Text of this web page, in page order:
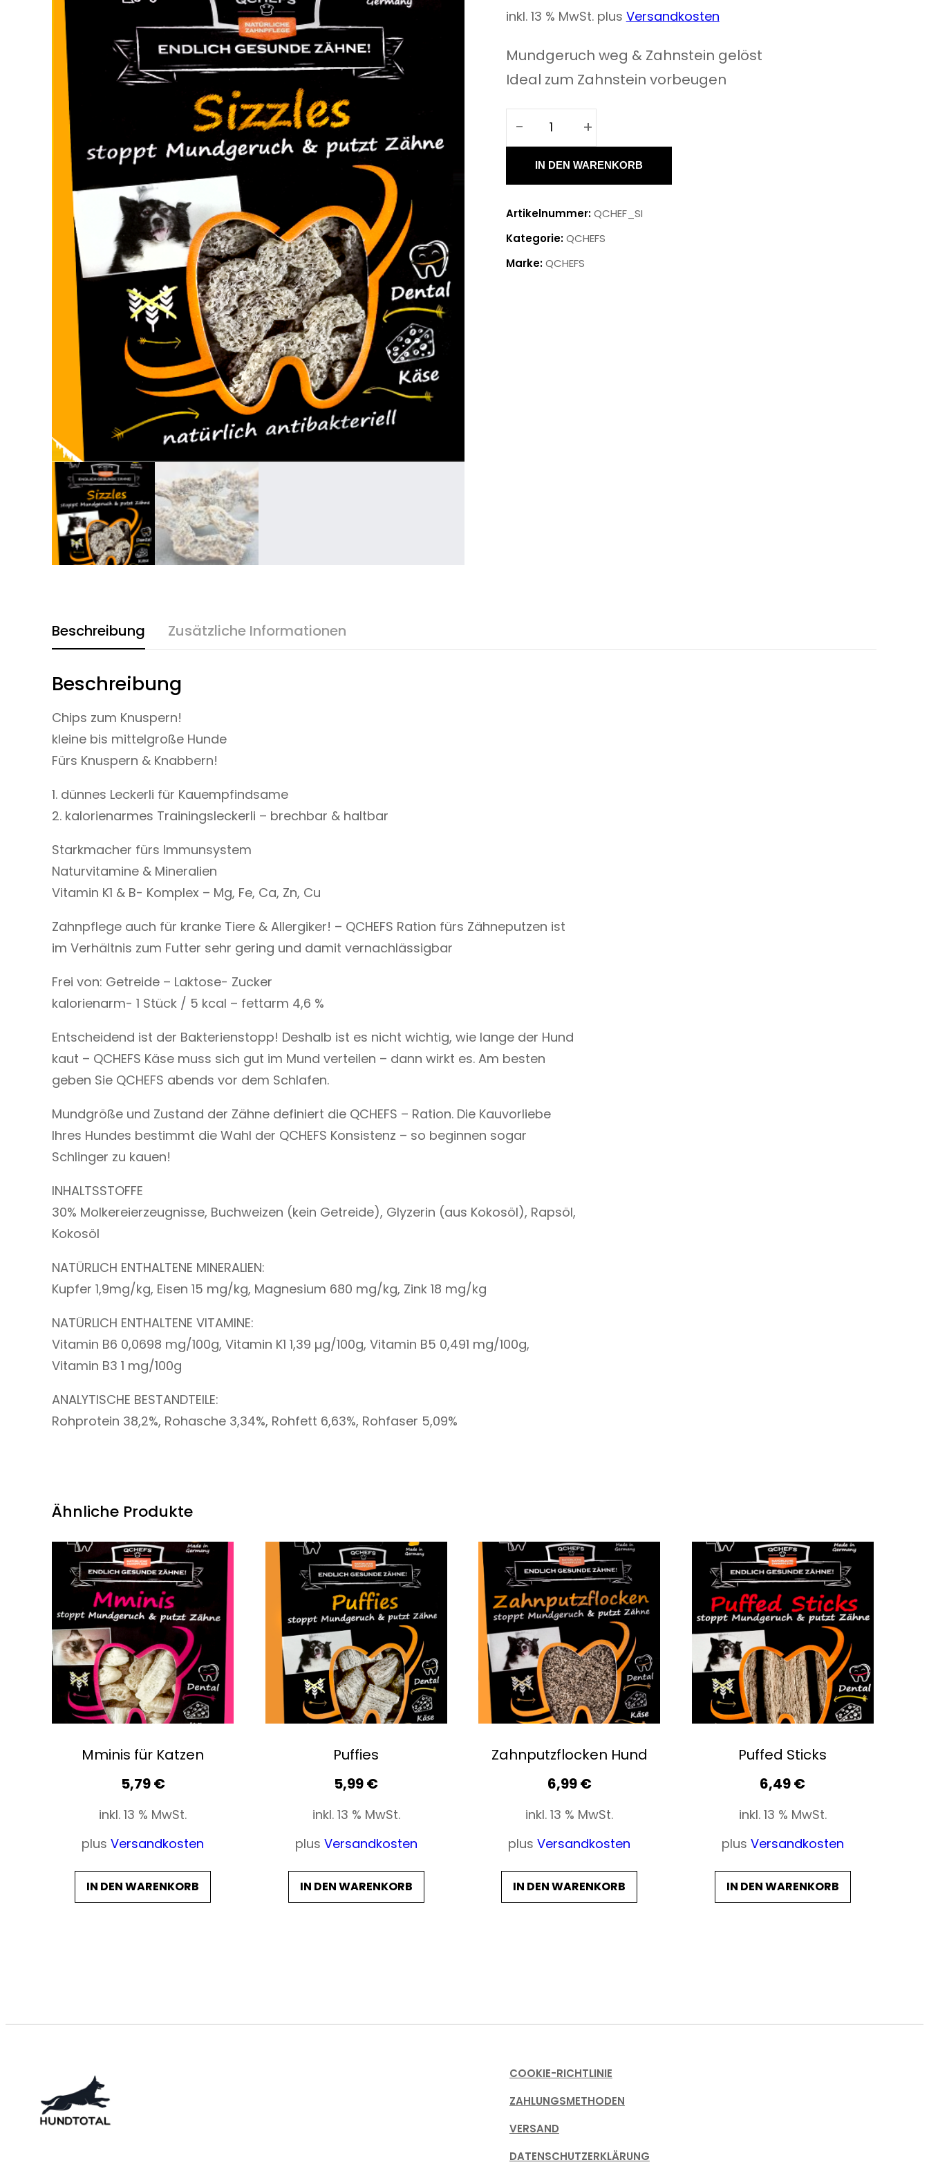
inkl. 13 % MwSt. plus Versandkosten
Mundgeruch weg & Zahnstein gelöst
Ideal zum Zahnstein vorbeugen
+
-
IN DEN WARENKORB
Artikelnummer:QCHEF_SI
Kategorie:QCHEFS
Marke:QCHEFS
Beschreibung Zusätzliche Informationen
Beschreibung
Chips zum Knuspern!
kleine bis mittelgroße Hunde
Fürs Knuspern & Knabbern!
1. dünnes Leckerli für Kauempfindsame
2. kalorienarmes Trainingsleckerli – brechbar & haltbar
Starkmacher fürs Immunsystem
Naturvitamine & Mineralien
Vitamin K1 & B- Komplex – Mg, Fe, Ca, Zn, Cu
Zahnpflege auch für kranke Tiere & Allergiker! – QCHEFS Ration fürs Zähneputzen ist
im Verhältnis zum Futter sehr gering und damit vernachlässigbar
Frei von: Getreide – Laktose- Zucker
kalorienarm- 1 Stück / 5 kcal – fettarm 4,6 %
Entscheidend ist der Bakterienstopp! Deshalb ist es nicht wichtig, wie lange der Hund
kaut – QCHEFS Käse muss sich gut im Mund verteilen – dann wirkt es. Am besten
geben Sie QCHEFS abends vor dem Schlafen.
Mundgröße und Zustand der Zähne definiert die QCHEFS – Ration. Die Kauvorliebe
lhres Hundes bestimmt die Wahl der QCHEFS Konsistenz – so beginnen sogar
Schlinger zu kauen!
INHALTSSTOFFE
30% Molkereierzeugnisse, Buchweizen (kein Getreide), Glyzerin (aus Kokosöl), Rapsöl,
Kokosöl
NATÜRLICH ENTHALTENE MINERALIEN:
Kupfer 1,9mg/kg, Eisen 15 mg/kg, Magnesium 680 mg/kg, Zink 18 mg/kg
NATÜRLICH ENTHALTENE VITAMINE:
Vitamin B6 0,0698 mg/100g, Vitamin K1 1,39 µg/100g, Vitamin B5 0,491 mg/100g,
Vitamin B3 1 mg/100g
ANALYTISCHE BESTANDTEILE:
Rohprotein 38,2%, Rohasche 3,34%, Rohfett 6,63%, Rohfaser 5,09%
Ähnliche Produkte
Mminis für Katzen
5,79€
inkl. 13 % MwSt.
plusVersandkosten
IN DEN WARENKORB
Puffies
5,99€
inkl. 13 % MwSt.
plus Versandkosten
IN DEN WARENKORB
Zahnputzflocken Hund
6,99€
inkl. 13 % MwSt.
plusVersandkosten
IN DEN WARENKORB
Puffed Sticks
6,49€
inkl. 13 % MwSt.
plus Versandkosten
IN DEN WARENKORB
COOKIE-RICHTLINIE
ZAHLUNGSMETHODEN
VERSAND
DATENSCHUTZERKLÄRUNG